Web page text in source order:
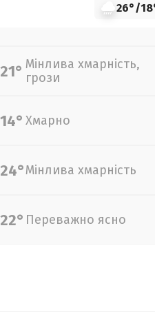
26°/
21° Мінлива хмарність,
грози
14° Хмарно
24°Мінлива хмарність
22° Переважно ясно